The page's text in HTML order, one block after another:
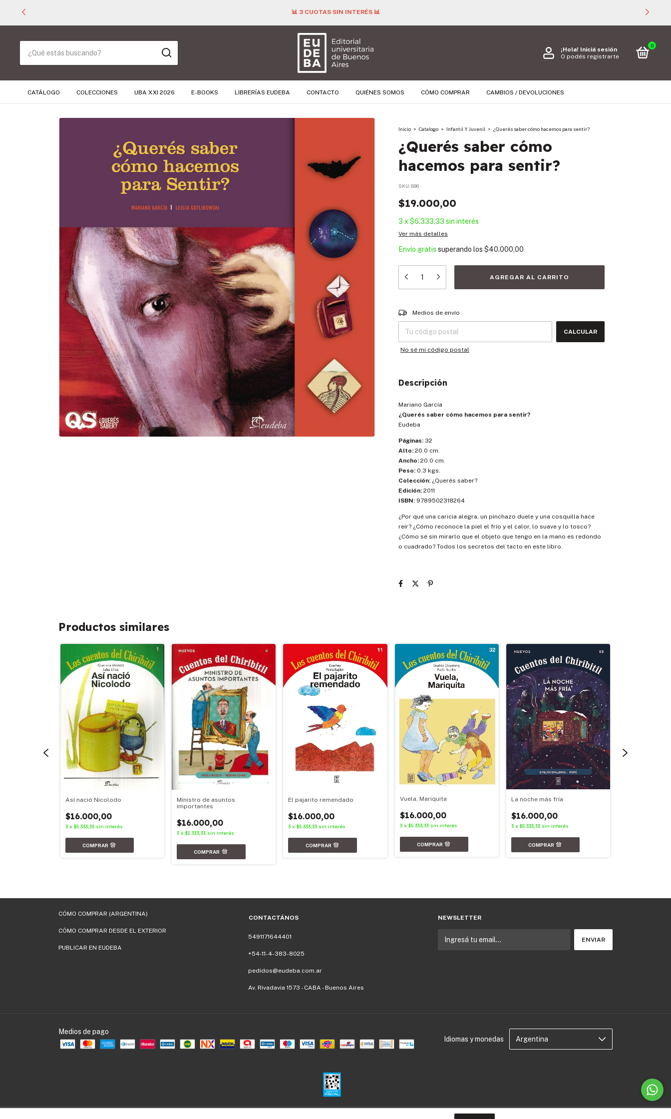
📊 3 CUOTAS SIN INTERÉS 📊
¡Hola! Iniciá sesión
O podés registrarte
0
CATÁLOGO COLECCIONES UBA XXI 2026 E-BOOKS LIBRERÍAS EUDEBA CONTACTO QUIÉNES SOMOS CÓMO COMPRAR CAMBIOS / DEVOLUCIONES
Inicio > Catalogo > Infantil Y Juvenil > ¿Querés saber cómo hacemos para sentir?
¿Querés saber cómo
hacemos para sentir?
SKU: 896
$19.000,00
3 x $6.333,33 sin interés
Ver más detalles
Envío gratis superando los $40.000,00
Entregas para el CP:
Medios de envío
CALCULAR
No sé mi código postal
Descripción
Mariano García
¿Querés saber cómo hacemos para sentir?
Eudeba
Páginas: 32
Alto: 20.0 cm.
Ancho: 20.0 cm.
Peso: 0.3 kgs.
Colección: ¿Querés saber?
Edición: 2011
ISBN: 9789502318264
¿Por qué una caricia alegra, un pinchazo duele y una cosquilla hace
reír? ¿Cómo reconoce la piel el frío y el calor, lo suave y lo tosco?
¿Cómo sé sin mirarlo que el objeto que tengo en la mano es redondo
o cuadrado? Todos los secretos del tacto en este libro.
Productos similares
Así nació Nicolodo
$16.000,00
3 x $5.333,33 sin interés
Ministro de asuntos
importantes
$16.000,00
3 x$5.333,33 sin interés
El pajarito remendado
$16.000,00
3 x$5.333,33 sin interés
Vuela, Mariquita
$16.000,00
3 x $5.333,33 sin interés
La noche más fría
$16.000,00
3 x $5.333,33 sin interés
CÓMO COMPRAR (ARGENTINA)
CÓMO COMPRAR DESDE EL EXTERIOR
PUBLICAR EN EUDEBA
CONTACTÁNOS
5491171644401
+54-11-4-383-8025
pedidos@eudeba.com.ar
Av. Rivadavia 1573 - CABA - Buenos Aires
NEWSLETTER
Medios de pago
Idiomas y monedas